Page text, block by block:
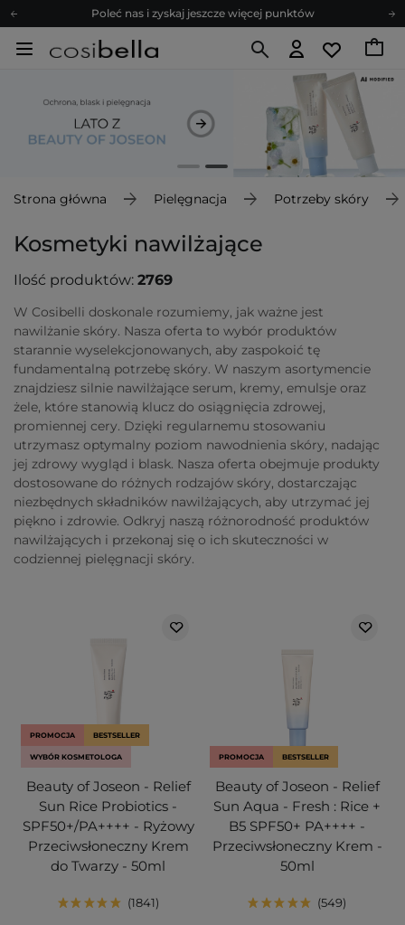
Zapisz się na newsletter pełen porad
Bezpłatne konsultacje kosmetologiczne
Poleć nas i zyskaj jeszcze więcej punktów
Zapisz się na newsletter pełen porad
Strona główna Pielęgnacja Potrzeby skóry
Kosmetyki nawilżające
Ilość produktów: 2769
W Cosibelli doskonale rozumiemy, jak ważne jest
nawilżanie skóry. Nasza oferta to wybór produktów
starannie wyselekcjonowanych, aby zaspokoić tę
fundamentalną potrzebę skóry. W naszym asortymencie
znajdziesz silnie nawilżające serum, kremy, emulsje oraz
żele, które stanowią klucz do osiągnięcia zdrowej,
promiennej cery. Dzięki regularnemu stosowaniu
utrzymasz optymalny poziom nawodnienia skóry, nadając
jej zdrowy wygląd i blask. Nasza oferta obejmuje produkty
dostosowane do różnych rodzajów skóry, dostarczając
niezbędnych składników nawilżających, aby utrzymać jej
piękno i zdrowie. Odkryj naszą różnorodność produktów
nawilżających i przekonaj się o ich skuteczności w
codziennej pielęgnacji skóry.
PROMOCJA BESTSELLER
WYBÓR KOSMETOLOGA
Beauty of Joseon - Relief
Sun Rice Probiotics -
SPF50+/PA++++ - Ryżowy
Przeciwsłoneczny Krem
do Twarzy - 50ml
1841
PROMOCJA BESTSELLER
Beauty of Joseon - Relief
Sun Aqua - Fresh : Rice +
B5 SPF50+ PA++++ -
Przeciwsłoneczny Krem -
50ml
549